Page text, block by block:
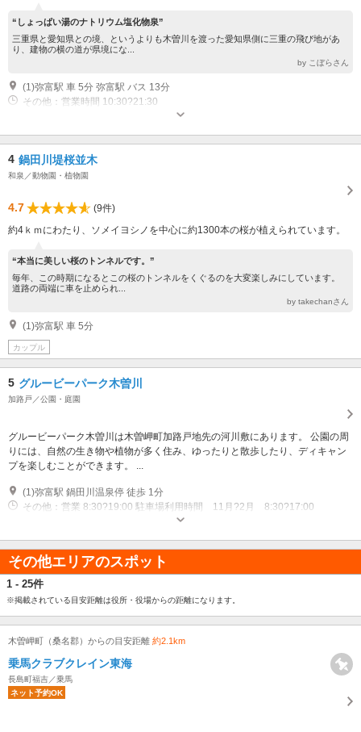
“しょっぱい湯のナトリウム塩化物泉”
三重県と愛知県との境、というよりも木曽川を渡った愛知県側に三重の飛び地があ
り、建物の横の道が県境にな...
by こぼらさん
(1)弥富駅 車 5分 弥富駅 バス 13分
その他：営業時間 10:30?21:30
4 鍋田川堤桜並木
和泉／動物園・植物園
4.7
(9件)
約4ｋｍにわたり、ソメイヨシノを中心に約1300本の桜が植えられています。
“本当に美しい桜のトンネルです。”
毎年、この時期になるとこの桜のトンネルをくぐるのを大変楽しみにしています。
道路の両端に車を止められ...
by takechanさん
(1)弥富駅 車 5分
カップル
5 グルービーパーク木曽川
加路戸／公園・庭園
グルービーパーク木曽川は木曽岬町加路戸地先の河川敷にあります。 公園の周
りには、自然の生き物や植物が多く住み、ゆったりと散歩したり、ディキャン
プを楽しむことができます。 ...
(1)弥富駅 鍋田川温泉停 徒歩 1分
その他：営業 8:30?19:00 駐車場利用時間 11月?2月 8:30?17:00
その他エリアのスポット
1 - 25件
※掲載されている目安距離は役所・役場からの距離になります。
木曽岬町（桑名郡）からの目安距離 約2.1km
乗馬クラブクレイン東海
長島町福吉／乗馬
ネット予約OK